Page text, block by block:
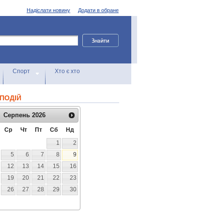
Додати в обране
Надіслати новину
Спорт Хто є хто
Серпень 2026
Ср Чт Пт Сб
Нд
1
2
5 6 7 8
9
12 13 14 15
16
19 20 21 22
23
26 27 28 29
30